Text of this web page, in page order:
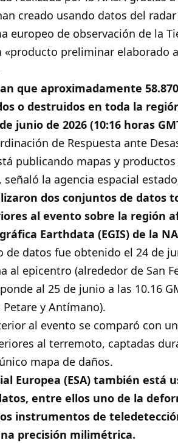
creado usando datos del
europeo de observación de la
«producto preliminar elaborado
que aproximadamente
o destruidos en toda la
junio de 2026 (10:16 horas
de Respuesta ante
publicando mapas y
la agencia espacial
dos conjuntos de datos
al evento sobre la región
Earthdata (EGIS) de la
datos fue obtenido el 24 de
al epicentro (alrededor de San
al 25 de junio a las 10.16
Petare y Antímano).
al evento se comparó con
al terremoto, captadas
mapa de daños.
Europea (ESA) también está
entre ellos uno de la
instrumentos de
precisión milimétrica.